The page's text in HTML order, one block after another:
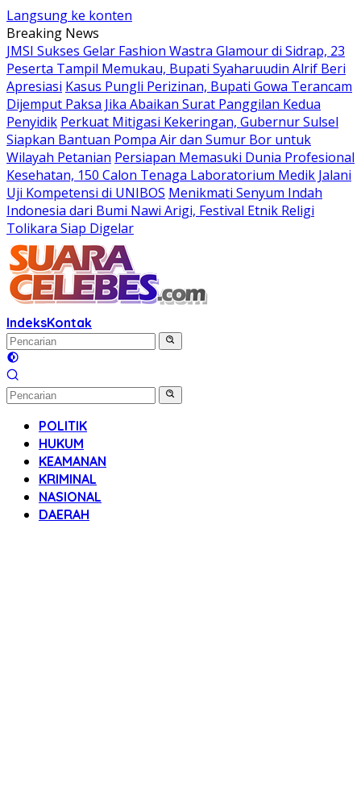
Langsung ke konten
Breaking News
JMSI Sukses Gelar Fashion Wastra Glamour di Sidrap, 23
Peserta Tampil Memukau, Bupati Syaharuudin Alrif Beri
Apresiasi Kasus Pungli Perizinan, Bupati Gowa Terancam
Dijemput Paksa Jika Abaikan Surat Panggilan Kedua
Penyidik Perkuat Mitigasi Kekeringan, Gubernur Sulsel
Siapkan Bantuan Pompa Air dan Sumur Bor untuk
Wilayah Petanian Persiapan Memasuki Dunia Profesional
Kesehatan, 150 Calon Tenaga Laboratorium Medik Jalani
Uji Kompetensi di UNIBOS Menikmati Senyum Indah
Indonesia dari Bumi Nawi Arigi, Festival Etnik Religi
Tolikara Siap Digelar
IndeksKontak
POLITIK
HUKUM
KEAMANAN
KRIMINAL
NASIONAL
DAERAH